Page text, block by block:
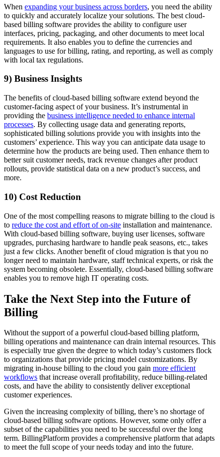
When expanding your business across borders, you need the ability
to quickly and accurately localize your solutions. The best cloud-
based billing software provides the ability to configure user
interfaces, pricing, packaging, and other documents to meet local
requirements. It also enables you to define the currencies and
languages to use for billing, rating, and reporting, as well as comply
with local tax regulations.
9) Business Insights
The benefits of cloud-based billing software extend beyond the
customer-facing aspect of your business. It’s instrumental in
providing the business intelligence needed to enhance internal
processes. By collecting usage data and generating reports,
sophisticated billing solutions provide you with insights into the
customers’ experience. This way you can anticipate data usage to
determine how the products are being used. Then enhance them to
better suit customer needs, track revenue changes after product
rollouts, provide statistical data on a new product’s success, and
more.
10) Cost Reduction
One of the most compelling reasons to migrate billing to the cloud is
to reduce the cost and effort of on-site installation and maintenance.
With cloud-based billing software, buying user licenses, software
upgrades, purchasing hardware to handle peak seasons, etc., takes
just a few clicks. Another benefit of cloud migration is that you no
longer need to maintain hardware, staff technical experts, or risk the
system becoming obsolete. Essentially, cloud-based billing software
enables you to remove high IT operating costs.
Take the Next Step into the Future of
Billing
Without the support of a powerful cloud-based billing platform,
billing operations and maintenance can drain internal resources. This
is especially true given the degree to which today’s customers flock
to organizations that provide pricing model customizations. By
migrating in-house billing to the cloud you gain more efficient
workflows that increase overall profitability, reduce billing-related
costs, and have the ability to consistently deliver exceptional
customer experiences.
Given the increasing complexity of billing, there’s no shortage of
cloud-based billing software options. However, some only offer a
subset of the capabilities you need to be successful over the long
term. BillingPlatform provides a comprehensive platform that adapts
to meet the full scope of your needs today and into the future.